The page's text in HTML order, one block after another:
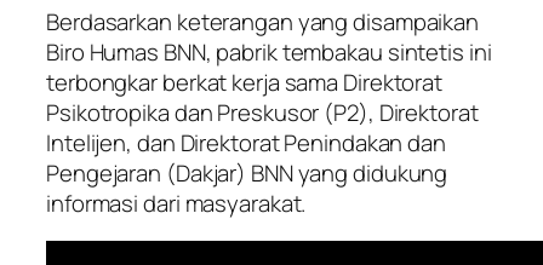
Berdasarkan keterangan yang disampaikan
Biro Humas BNN, pabrik tembakau sintetis ini
terbongkar berkat kerja sama Direktorat
Psikotropika dan Preskusor (P2), Direktorat
Intelijen, dan Direktorat Penindakan dan
Pengejaran (Dakjar) BNN yang didukung
informasi dari masyarakat.